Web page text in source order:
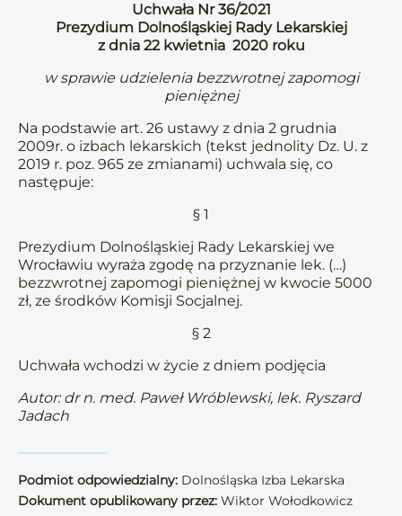
Uchwała Nr 36/2021
Prezydium Dolnośląskiej Rady Lekarskiej
z dnia 22 kwietnia 2020 roku
w sprawie udzielenia bezzwrotnej zapomogi
pieniężnej
Na podstawie art. 26 ustawy z dnia 2 grudnia
2009r. o izbach lekarskich (tekst jednolity Dz. U. z
2019 r. poz. 965 ze zmianami) uchwala się, co
następuje:
§ 1
Prezydium Dolnośląskiej Rady Lekarskiej we
Wrocławiu wyraża zgodę na przyznanie lek. (…)
bezzwrotnej zapomogi pieniężnej w kwocie 5000
zł, ze środków Komisji Socjalnej.
§ 2
Uchwała wchodzi w życie z dniem podjęcia
Autor: dr n. med. Paweł Wróblewski, lek. Ryszard
Jadach
Podmiot odpowiedzialny: Dolnośląska Izba Lekarska
Dokument opublikowany przez: Wiktor Wołodkowicz